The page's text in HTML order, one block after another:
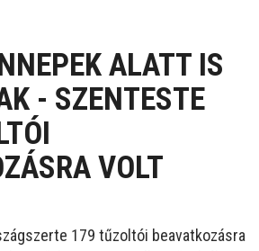
ALATT IS
- SZENTESTE
VOLT
179 tűzoltói beavatkozásra